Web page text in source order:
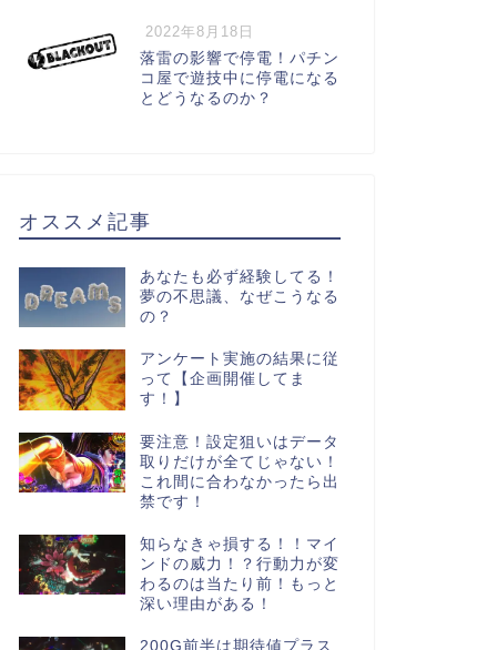
2022年8月18日
落雷の影響で停電！パチン
コ屋で遊技中に停電になる
とどうなるのか？
オススメ記事
あなたも必ず経験してる！
夢の不思議、なぜこうなる
の？
アンケート実施の結果に従
って【企画開催してま
す！】
要注意！設定狙いはデータ
取りだけが全てじゃない！
これ間に合わなかったら出
禁です！
知らなきゃ損する！！マイ
ンドの威力！？行動力が変
わるのは当たり前！もっと
深い理由がある！
200G前半は期待値プラス